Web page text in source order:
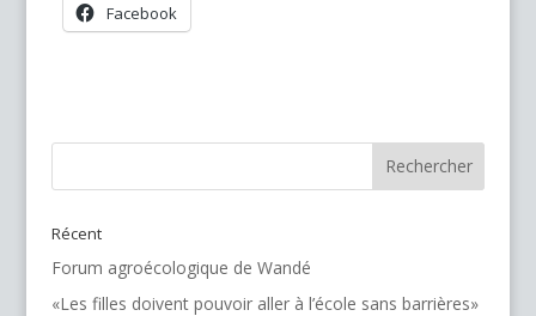
Facebook
Récent
Forum agroécologique de Wandé
«Les filles doivent pouvoir aller à l’école sans barrières»